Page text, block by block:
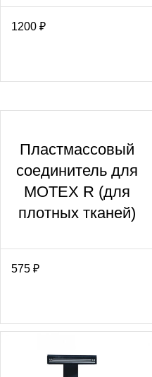
1200 ₽
Пластмассовый
соединитель для
MOTEX R (для
плотных тканей)
575 ₽